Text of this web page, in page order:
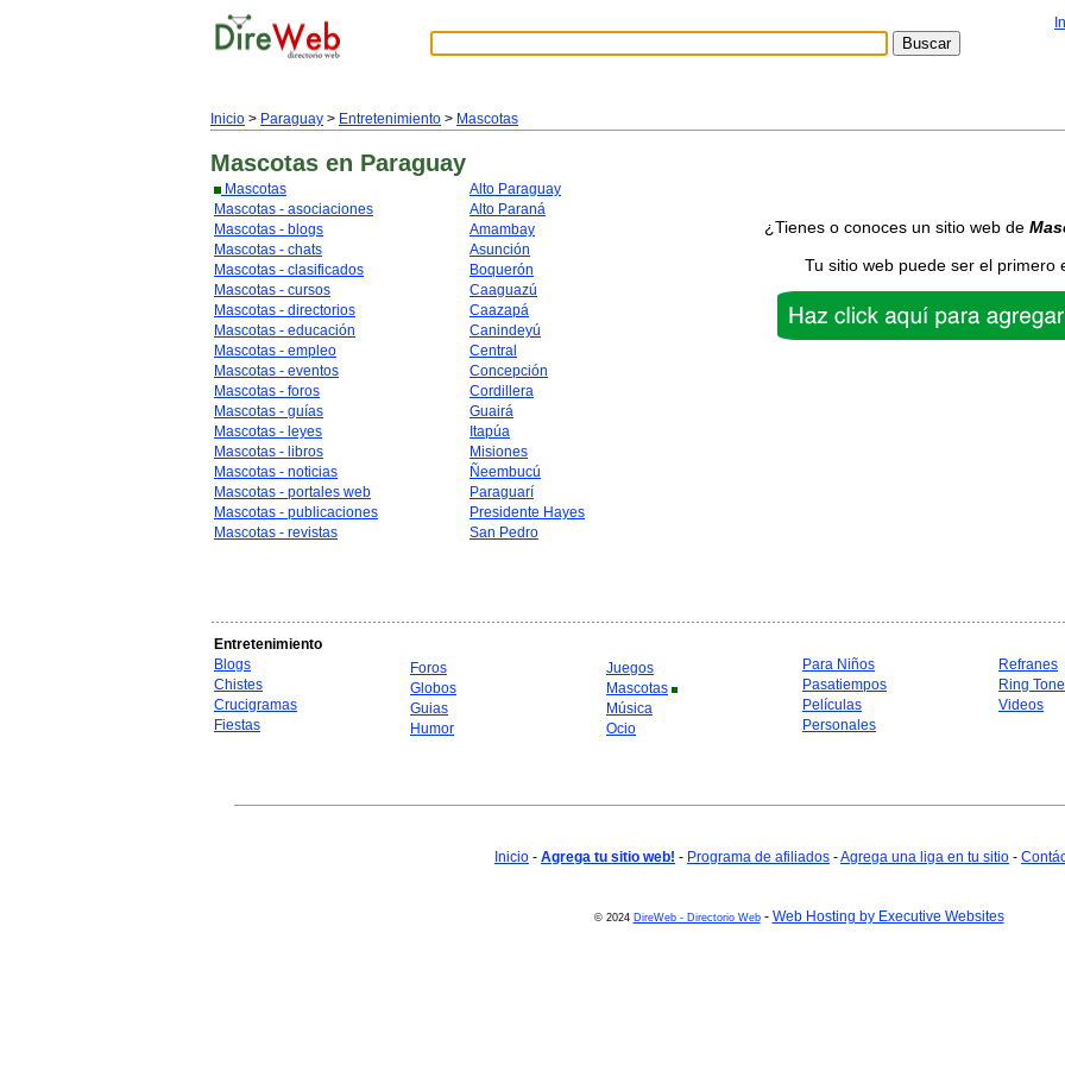
Inicio > Paraguay > Entretenimiento > Mascotas
Mascotas en Paraguay
Mascotas
Mascotas - asociaciones
Mascotas - blogs
Mascotas - chats
Mascotas - clasificados
Mascotas - cursos
Mascotas - directorios
Mascotas - educación
Mascotas - empleo
Mascotas - eventos
Mascotas - foros
Mascotas - guías
Mascotas - leyes
Mascotas - libros
Mascotas - noticias
Mascotas - portales web
Mascotas - publicaciones
Mascotas - revistas
Alto Paraguay
Alto Paraná
Amambay
Asunción
Boquerón
Caaguazú
Caazapá
Canindeyú
Central
Concepción
Cordillera
Guairá
Itapúa
Misiones
Ñeembucú
Paraguarí
Presidente Hayes
San Pedro
¿Tienes o conoces un sitio web de
Tu sitio web puede ser el primero
Entretenimiento
Blogs
Chistes
Crucigramas
Fiestas
Foros
Globos
Guias
Humor
Juegos
Mascotas
Música
Ocio
Para Niños
Pasatiempos
Películas
Personales
Refranes
Ring
Videos
Inicio - Agrega tu sitio web! - Programa de afiliados -Agrega una liga en tu sitio -
© 2024 DireWeb - Directorio Web- Web Hosting by Executive Websites